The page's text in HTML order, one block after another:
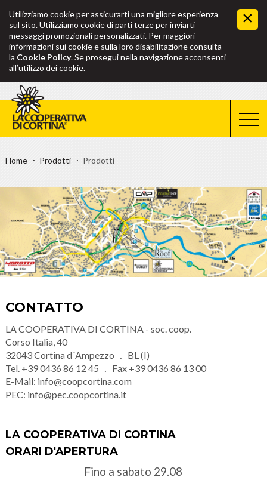
Utilizziamo cookie per assicurarti una migliore esperienza
sul sito. Utilizziamo cookie di parti terze per inviarti
messaggi promozionali personalizzati. Per maggiori
informazioni sui cookie e sulla loro disabilitazione consulta
la Cookie Policy. Se prosegui nella navigazione acconsenti
all’utilizzo dei cookie.
Home Prodotti Prodotti
CONTATTO
LA COOPERATIVA DI CORTINA - soc. coop.
Corso Italia, 40
32043Cortina d´Ampezzo
BL (I)
Tel. +39 0436 86 12 45 Fax +39 0436 86 13 00
E-Mail: info@coopcortina.com
PEC: info@pec.coopcortina.it
LA COOPERATIVA DI CORTINA
ORARI D'APERTURA
Fino a sabato 29.08